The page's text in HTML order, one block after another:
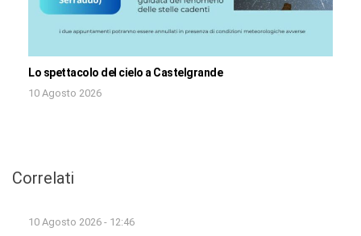
Lo spettacolo del cielo a Castelgrande
10 Agosto 2026
Correlati
10 Agosto 2026 - 12:46